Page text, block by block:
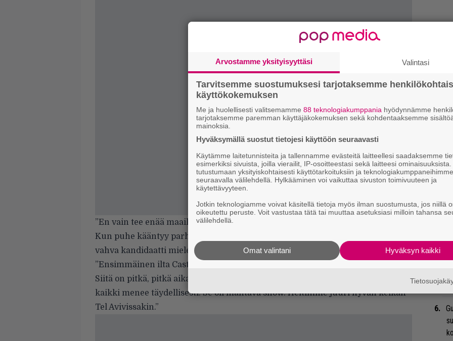
”En vain tee enää maailmankiertueita. Heitän kyllä edelleen keikkoja.”
Kun puhe kääntyy parhaisiin miehen heittämiin keikkoihin, Ozzyllä on heti
vahva kandidaatti mielessään.
”Ensimmäinen ilta Castle Doningtonissa. Siellä oli minä, Van Halen ja AC/DC.
Siitä on pitkä, pitkä aika — ehkä 30 vuotta. Se oli yksi niistä keikoista, joissa
kaikki menee täydellisesti. Se oli mahtava show. Heitimme juuri hyvän keikan
Tel Avivissakin.”
Arvostamme yksityisyyttäsi Valintasi
Tarvitsemme suostumuksesi tarjotaksemme
käyttökokemuksen
Me ja huolellisesti valitsemamme 88 teknologiakumppania hyödynnämme
tarjotaksemme paremman käyttäjäkokemuksen sekä kohdentaaksemme
mainoksia.
Hyväksymällä suostut tietojesi käyttöön seuraavasti
Käytämme laitetunnisteita ja tallennamme evästeitä laitteellesi saadaksemme
esimerkiksi sivuista, joilla vierailit, IP-osoitteestasi sekä laitteesi
tutustumaan yksityiskohtaisesti käyttötarkoituksiin ja teknologiakumppaneihimme
seuraavalla välilehdellä. Hylkääminen voi vaikuttaa sivuston toimivuuteen ja
käytettävyyteen.
Jotkin teknologiamme voivat käsitellä tietoja myös ilman suostumusta, jos niillä
oikeutettu peruste. Voit vastustaa tätä tai muuttaa asetuksiasi milloin tahansa
välilehdellä.
Hyväksyn kaikki
Omat valintani